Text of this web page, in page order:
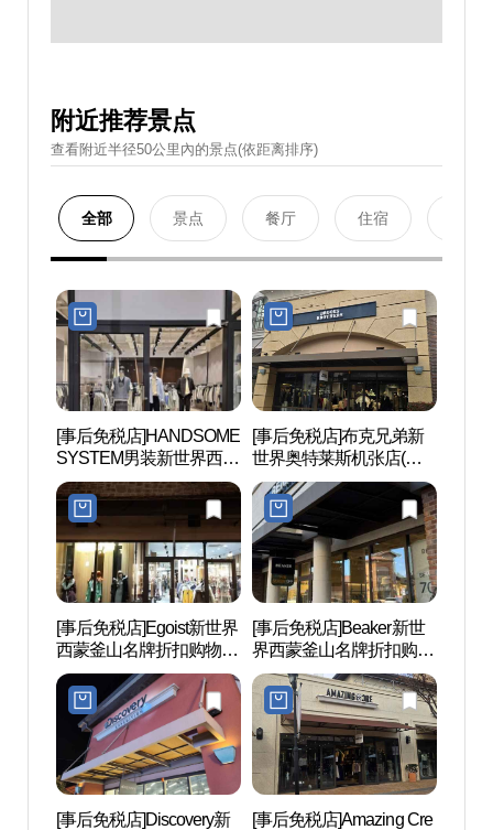
附近推荐景点
查看附近半径50公里內的景点(依距离排序)
全部 景点 餐厅 住宿
[事后免税店]HANDSOME
SYSTEM男装新世界西蒙
釜山名牌折扣购物中心
(시스템옴므 신세계사이
먼프리미엄아울렛 부산
점)
[事后免税店]布克兄弟新
世界奥特莱斯机张店(브
룩스브라더스 신세계사
이먼프리미엄아울렛 부
산점)
[事后免税店]Egoist新世界
西蒙釜山名牌折扣购物中
心(에고이스트 신세계사
이먼프리미엄아울렛 부
산점)
[事后免税店]Beaker新世
界西蒙釜山名牌折扣购物
中心(비이커 신세계사이
먼프리미엄아울렛 부산
점)
[事后免税店]Discovery新
[事后免税店]Amazing Cre